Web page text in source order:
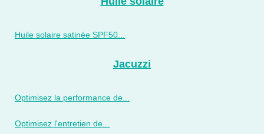
Huile solaire satinée SPF50...
Jacuzzi
Optimisez la performance de...
Optimisez l'entretien de...